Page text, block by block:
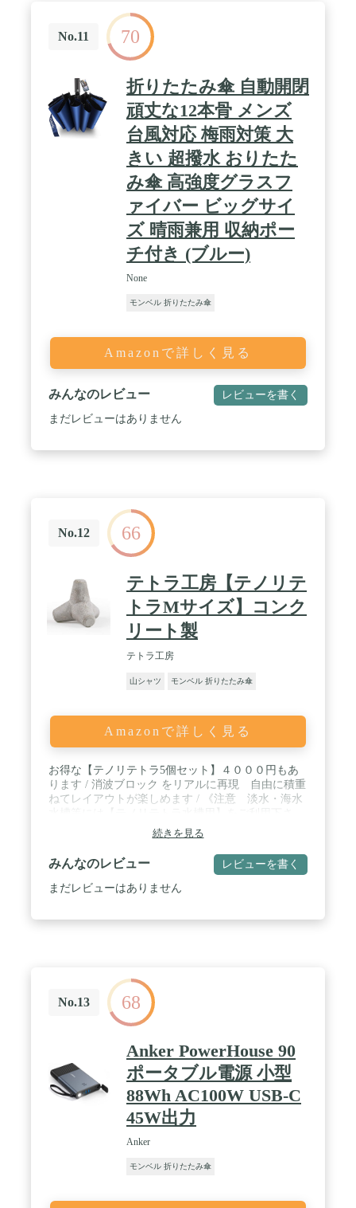
きます。 / 【サラウンドライティングの没入感をさ
らにパワーアップ】 フルカラー電球による映像・音
楽・ゲームとのシンクロで、臨場感のある空間を作
り出します。"【サラウンドライティングの没入感
をさらにパワーアップ】 フルカラー電球による映
像・音楽・ゲームとのシンクロで、臨場感のある空
間を作り出します。 / 【"Sync Box”でゲーム・映
像・音楽とシンクロ】シンクロ専用デバイス"Sync
Box"（別売り）で、最大10個のHueライトをゲー
ム、映像、音楽とシンクロさせ、サラウンドライテ
ィングとしても楽しむことができます。
No.11 70
折りたたみ傘 自動開閉
頑丈な12本骨 メンズ
台風対応 梅雨対策 大
きい 超撥水 おりたた
み傘 高強度グラスフ
ァイバー ビッグサイ
ズ 晴雨兼用 収納ポー
チ付き (ブルー)
None
モンベル 折りたたみ傘
Amazonで詳しく見る
みんなのレビュー レビューを書く
まだレビューはありません
No.12 66
テトラ工房【テノリテ
トラMサイズ】コンク
リート製
テトラ工房
山シャツ モンベル 折りたたみ傘
Amazonで詳しく見る
お得な【テノリテトラ5個セット】４０００円もあ
ります / 消波ブロック をリアルに再現 自由に積重
ねてレイアウトが楽しめます / 《注意 淡水・海水
い》 / 本物のテトラは0.5～８０トンの１８サイズあ
りスケールは1/14～1/80に対応致します。 / 他にも
テノリテトラ特大とテノリテトラミニの２サイズが
あります
続きを見る
みんなのレビュー レビューを書く
まだレビューはありません
No.13 68
Anker PowerHouse 90
ポータブル電源 小型
88Wh AC100W USB-C
45W出力
Anker
モンベル 折りたたみ傘